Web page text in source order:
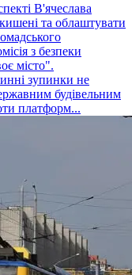
В'ячеслава
та облаштувати
з безпеки
місто".
зупинки не
будівельним
платформ...